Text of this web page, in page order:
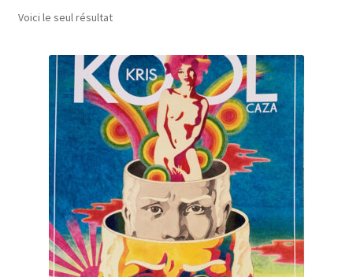
A Propos
Voici le seul résultat